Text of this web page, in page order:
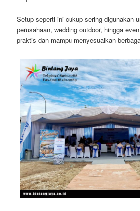
Setup seperti ini cukup sering digunakan
perusahaan, wedding outdoor, hingga
praktis dan mampu menyesuaikan